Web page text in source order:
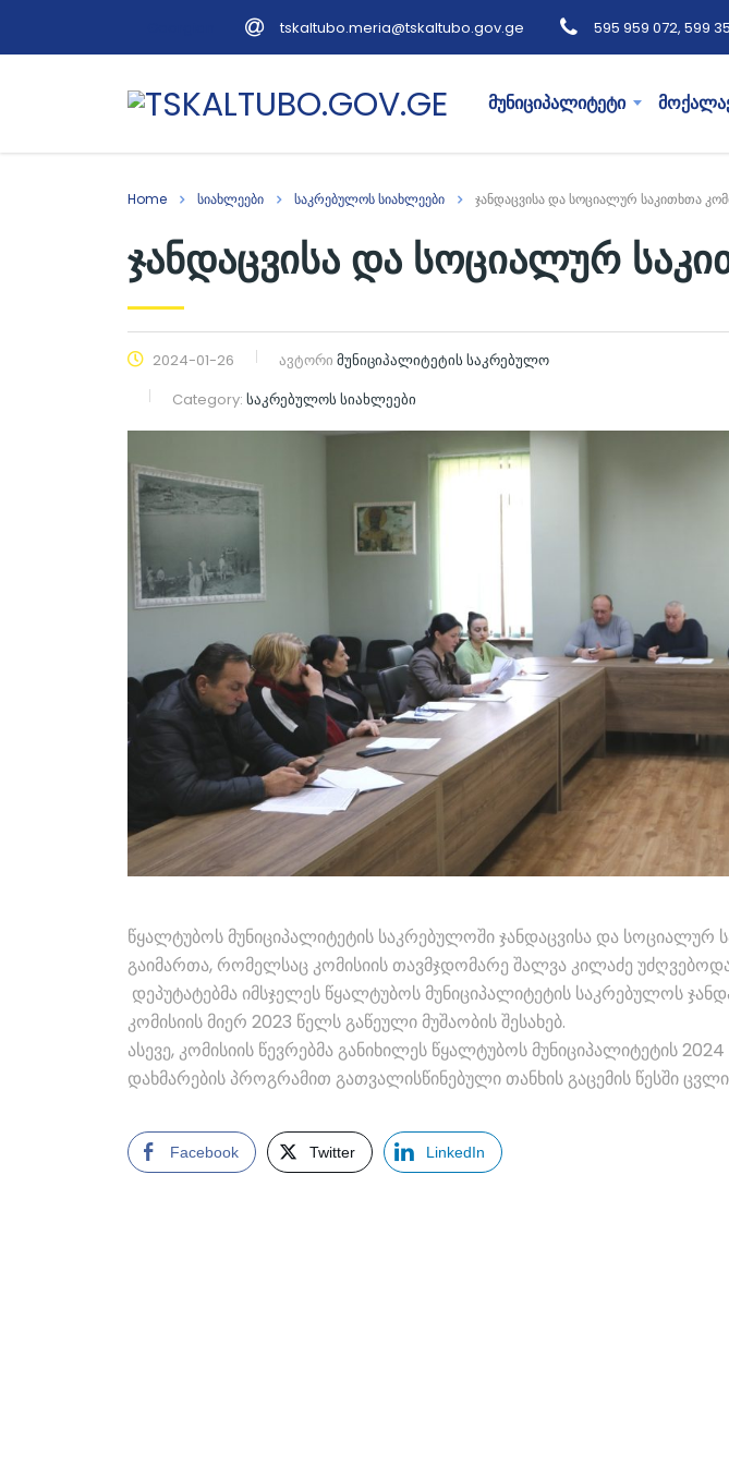
tskaltubo.meria@tskaltubo.gov.ge 595 959 072, 599
მუნიციპალიტეტი
Home სიახლეები საკრებულოს სიახლეები ჯანდაცვისა და სოციალურ საკითხთა
ჯანდაცვისა და სოციალურ
2024-01-26 ავტორი მუნიციპალიტეტის საკრებულო
Category: საკრებულოს სიახლეები
წყალტუბოს მუნიციპალიტეტის საკრებულოში ჯანდაცვისა და სოციალურ
გაიმართა, რომელსაც კომისიის თავმჯდომარე შალვა კილაძე
დეპუტატებმა იმსჯელეს წყალტუბოს მუნიციპალიტეტის საკრებულოს
კომისიის მიერ 2023 წელს გაწეული მუშაობის შესახებ.
ასევე, კომისიის წევრებმა განიხილეს წყალტუბოს მუნიციპალიტეტის
დახმარების პროგრამით გათვალისწინებული თანხის გაცემის წესში
Facebook Twitter LinkedIn